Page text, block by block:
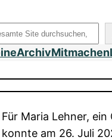
ArchivMitmachen
Für Maria Lehner,
konnte am 26. Juli